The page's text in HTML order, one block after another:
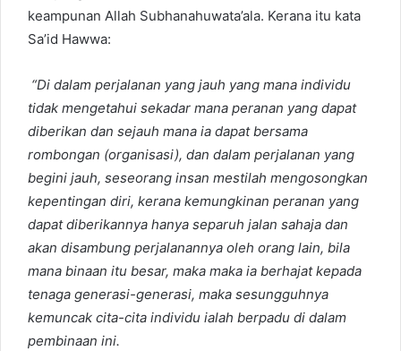
keampunan Allah Subhanahuwata’ala. Kerana itu kata
Sa’id Hawwa:
“Di dalam perjalanan yang jauh yang mana individu
tidak mengetahui sekadar mana peranan yang dapat
diberikan dan sejauh mana ia dapat bersama
rombongan (organisasi), dan dalam perjalanan yang
begini jauh, seseorang insan mestilah mengosongkan
kepentingan diri, kerana kemungkinan peranan yang
dapat diberikannya hanya separuh jalan sahaja dan
akan disambung perjalanannya oleh orang lain, bila
mana binaan itu besar, maka maka ia berhajat kepada
tenaga generasi-generasi, maka sesungguhnya
kemuncak cita-cita individu ialah berpadu di dalam
pembinaan ini.